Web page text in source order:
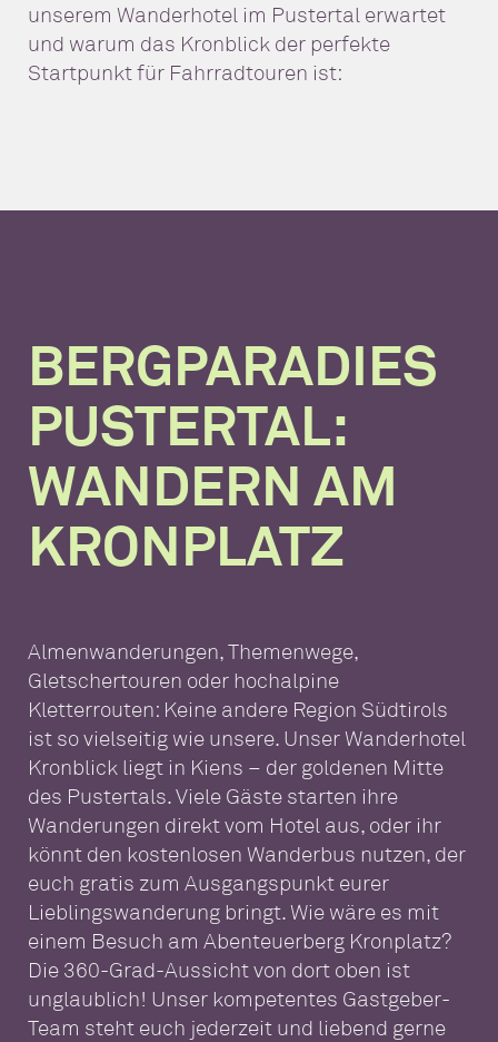
unserem Wanderhotel im Pustertal erwartet
und warum das Kronblick der perfekte
Startpunkt für Fahrradtouren ist:
BERGPARADIES
PUSTERTAL:
WANDERN AM
KRONPLATZ
Almenwanderungen, Themenwege,
Gletschertouren oder hochalpine
Kletterrouten: Keine andere Region Südtirols
ist so vielseitig wie unsere. Unser Wanderhotel
Kronblick liegt in Kiens – der goldenen Mitte
des Pustertals. Viele Gäste starten ihre
Wanderungen direkt vom Hotel aus, oder ihr
könnt den kostenlosen Wanderbus nutzen, der
euch gratis zum Ausgangspunkt eurer
Lieblingswanderung bringt. Wie wäre es mit
einem Besuch am Abenteuerberg Kronplatz?
Die 360-Grad-Aussicht von dort oben ist
unglaublich! Unser kompetentes Gastgeber-
Team steht euch jederzeit und liebend gerne